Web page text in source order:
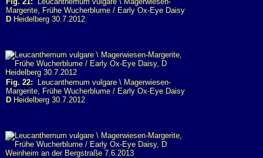
Margerite, Frühe Wucherblume / Early Ox-Eye Daisy
D Heidelberg 30.7.2012
Fig. 22: Leucanthemum vulgare \ Magerwiesen-
Margerite, Frühe Wucherblume / Early Ox-Eye Daisy
D Heidelberg 30.7.2012